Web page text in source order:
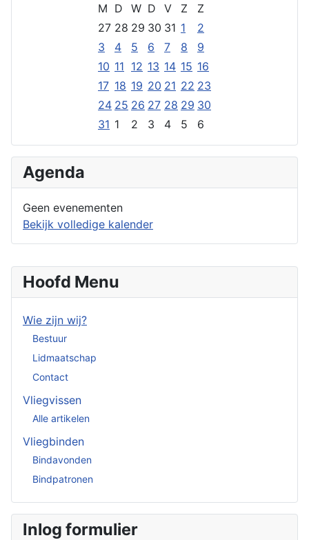
Hoofd Menu
Wie zijn wij?
Bestuur
Lidmaatschap
Contact
Vliegvissen
Alle artikelen
Vliegbinden
Bindavonden
Bindpatronen
Inlog formulier
M D W D V Z
Z
27 28 29 30 31 1
2
3
4 5 6 7 8
9
10 11 12 13 14 15 16
17 18 19 20 21 22 23
24 25 26 27 28 29 30
31 1 2 3 4 5 6
Agenda
Geen evenementen
Bekijk volledige kalender